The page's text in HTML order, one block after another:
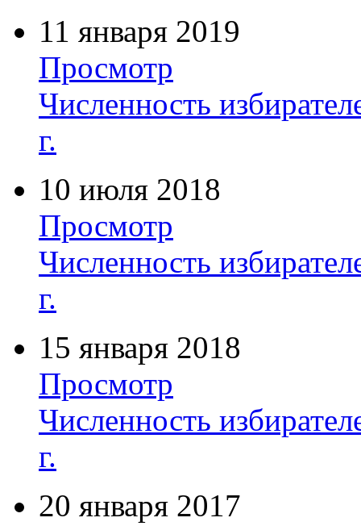
11 января 2019
Просмотр
Численность
г.
10 июля 2018
Просмотр
Численность
г.
15 января 2018
Просмотр
Численность
г.
20 января 2017